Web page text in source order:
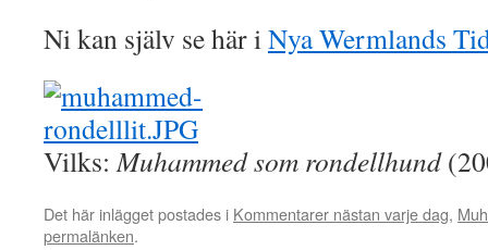
Ni kan själv se här iNya Wermlands
Vilks:Muhammed som rondellhund
Det här inlägget postades i Kommentarer nästan varje dag,
permalänken.